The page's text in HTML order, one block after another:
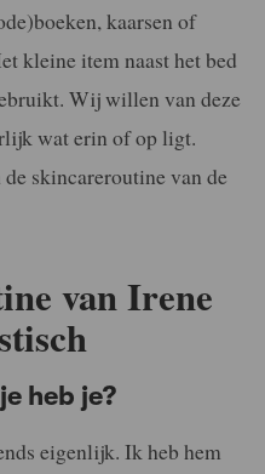
kaarsen of
kleine item naast het bed
Wij willen van deze
wat erin of op ligt.
skincareroutine van de
van Irene
heb je?
eigenlijk. Ik heb hem